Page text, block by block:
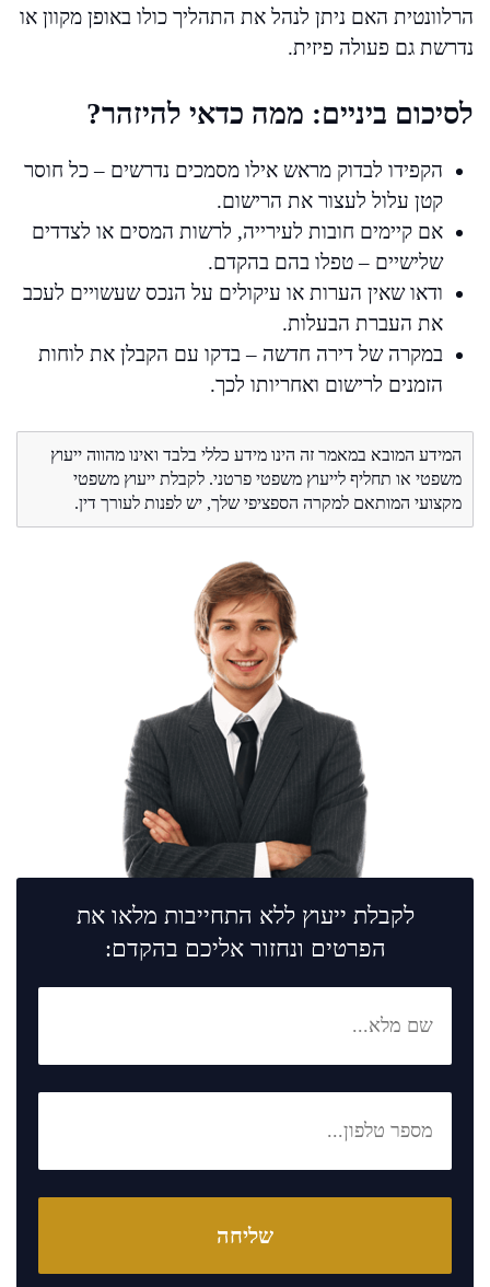
הרלוונטית האם ניתן לנהל את התהליך כולו באופן מקוון או
נדרשת גם פעולה פיזית.
לסיכום ביניים: ממה כדאי להיזהר?
הקפידו לבדוק מראש אילו מסמכים נדרשים – כל חוסר
קטן עלול לעצור את הרישום.
אם קיימים חובות לעירייה, לרשות המסים או לצדדים
שלישיים – טפלו בהם בהקדם.
ודאו שאין הערות או עיקולים על הנכס שעשויים לעכב
את העברת הבעלות.
במקרה של דירה חדשה – בדקו עם הקבלן את לוחות
הזמנים לרישום ואחריותו לכך.
המידע המובא במאמר זה הינו מידע כללי בלבד ואינו מהווה ייעוץ
משפטי או תחליף לייעוץ משפטי פרטני. לקבלת ייעוץ משפטי
מקצועי המותאם למקרה הספציפי שלך, יש לפנות לעורך דין.
לקבלת ייעוץ ללא התחייבות מלאו את
הפרטים ונחזור אליכם בהקדם: